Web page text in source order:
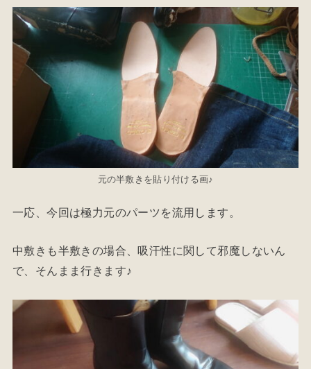
元の半敷きを貼り付ける画♪
一応、今回は極力元のパーツを流用します。
中敷きも半敷きの場合、吸汗性に関して邪魔しないん
で、そんまま行きます♪